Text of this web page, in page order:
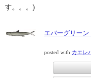
す。。。)
エバーグリー
posted with カエレ